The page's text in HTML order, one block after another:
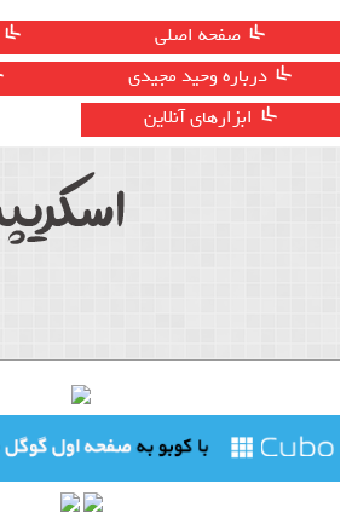
صفحه اصلی
درباره وحید مجیدی
ابزارهای آنلاین